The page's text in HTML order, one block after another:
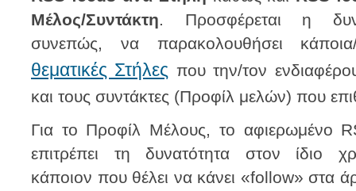
Μέλος/Συντάκτη. Προσφέρεται η
συνεπώς, να παρακολουθήσει
θεματικές Στήλες που την/τον
και τους συντάκτες (Προφίλ μελών) που
Για το Προφίλ Μέλους, το αφιερωμένο
επιτρέπει τη δυνατότητα στον ίδιο
κάποιον που θέλει να κάνει «follow» στα